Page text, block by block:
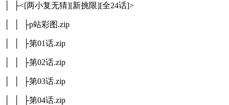
│ ├<[两小复无猜][新挑限][全24话]>
│ │ ├p站彩图.zip
│ │ ├第01话.zip
│ │ ├第02话.zip
│ │ ├第03话.zip
│ │ ├第04话.zip